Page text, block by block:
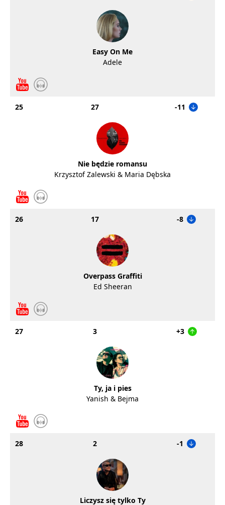
Easy On Me
Adele
25 27 -11
Nie będzie romansu
Krzysztof Zalewski & Maria Dębska
26 17 -8
Overpass Graffiti
Ed Sheeran
27 3 +3
Ty, ja i pies
Yanish & Bejma
28 2 -1
Liczysz się tylko Ty